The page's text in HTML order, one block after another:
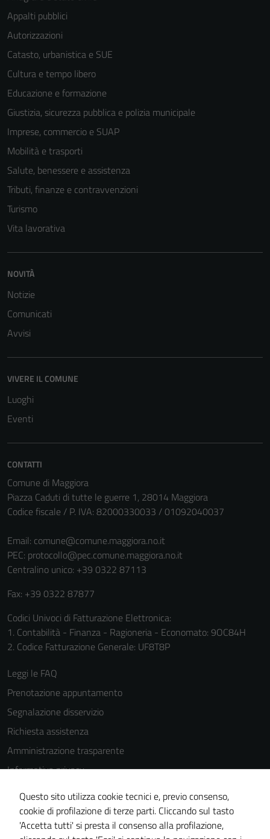
Appalti pubblici
Autorizzazioni
Catasto, urbanistica e SUE
Cultura e tempo libero
Educazione e formazione
Giustizia, sicurezza pubblica e polizia municipale
Imprese, commercio e SUAP
Mobilità e trasporti
Salute, benessere e assistenza
Tributi, finanze e contravvenzioni
Turismo
Vita lavorativa
NOVITÀ
Notizie
Comunicati
Avvisi
VIVERE IL COMUNE
Luoghi
Eventi
CONTATTI
Comune di Maggiora
Piazza Caduti di tutte le guerre 1, 28014 Maggiora
Codice fiscale / P. IVA: 82000330033 / 01092040037
Email: comune@comune.maggiora.no.it
PEC: protocollo@pec.comune.maggiora.no.it
Centralino unico: +39 0322 87113
Fax: +39 0322 87877
Codici Univoci di Fatturazione Elettronica:
1. Contabilità - Finanza - Ragioneria - Economato: 9OC84H
2. Codice Fatturazione Generale: UF8T8P
Leggi le FAQ
Prenotazione appuntamento
Segnalazione disservizio
Richiesta assistenza
Amministrazione trasparente
Informativa privacy
Cookie Policy
Note legali
Dichiarazione di accessibilità
Questo sito utilizza cookie tecnici e, previo consenso,
cookie di profilazione di terze parti. Cliccando sul tasto
'Accetta tutti' si presta il consenso alla profilazione,
Tecnici